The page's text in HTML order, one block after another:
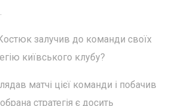
залучив до команди своїх
київського клубу?
матчі цієї команди і побачив
стратегія є досить